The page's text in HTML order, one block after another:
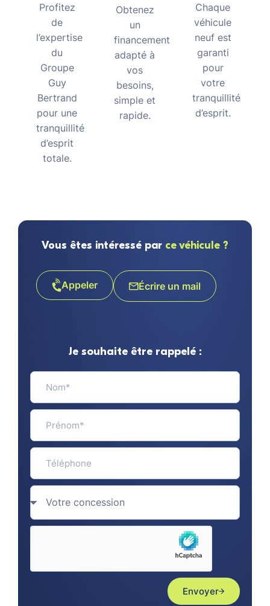
Profitez
de
l’expertise
du
Groupe
Guy
Bertrand
pour une
tranquillité
d’esprit
totale.
Obtenez
un
financement
adapté à
vos
besoins,
simple et
rapide.
Chaque
véhicule
neuf est
garanti
pour
votre
tranquillité
d’esprit.
Vous êtes intéressé par ce véhicule ?
Appeler Écrire un mail
Je souhaite être rappelé :
Envoyer